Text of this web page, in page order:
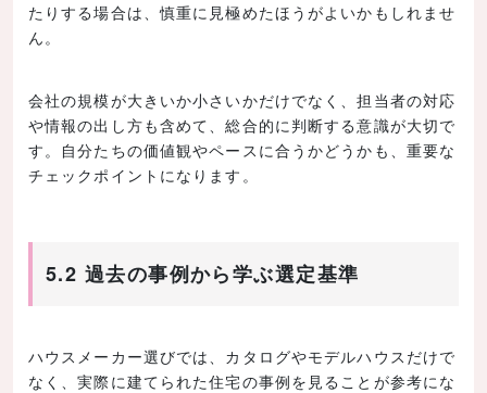
たりする場合は、慎重に見極めたほうがよいかもしれませ
ん。
会社の規模が大きいか小さいかだけでなく、担当者の対応
や情報の出し方も含めて、総合的に判断する意識が大切で
す。自分たちの価値観やペースに合うかどうかも、重要な
チェックポイントになります。
5.2 過去の事例から学ぶ選定基準
ハウスメーカー選びでは、カタログやモデルハウスだけで
なく、実際に建てられた住宅の事例を見ることが参考にな